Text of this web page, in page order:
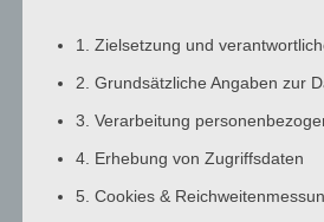
5:00
a.m.
1. Zielsetzung und
2. Grundsätzliche Angaben zur
3. Verarbeitung
4. Erhebung von Zugriffsdaten
5. Cookies &